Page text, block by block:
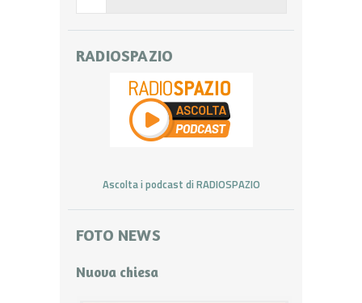
RADIOSPAZIO
Ascolta i podcast di RADIOSPAZIO
FOTO NEWS
Nuova chiesa